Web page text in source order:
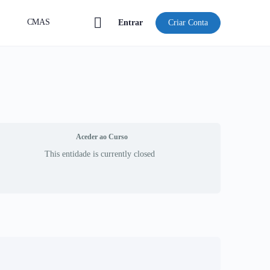
CMAS Entrar Criar Conta
Aceder ao Curso
This entidade is currently closed